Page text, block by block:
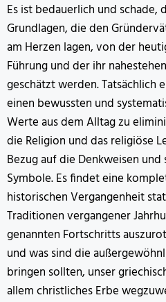
Es ist bedauerlich und schade,
Grundlagen, die den
am Herzen lagen, von der
Führung und der ihr
geschätzt werden. Tatsächlich
einen bewussten und
Werte aus dem Alltag zu
die Religion und das religiöse
Bezug auf die Denkweisen
Symbole. Es findet eine
historischen Vergangenheit
Traditionen vergangener
genannten Fortschritts
und was sind die
bringen sollten, unser
allem christliches Erbe